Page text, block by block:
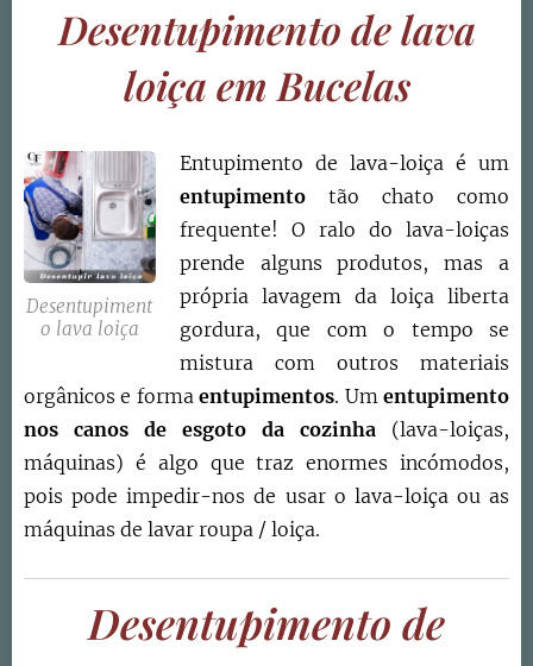
Desentupimento de lava
loiça em Bucelas
Desentupiment
o lava loiça
Entupimento de lava-loiça é um
entupimentotão chato como
frequente! O ralo do lava-loiças
prende alguns produtos, mas a
própria lavagem da loiça liberta
gordura, que com o tempo se
mistura com outros materiais
orgânicos e formaentupimentos. Umentupimento
nos canos de esgoto da cozinha (lava-loiças,
máquinas) é algo que traz enormes incómodos,
pois pode impedir-nos de usar o lava-loiça ou as
máquinas de lavar roupa / loiça.
Desentupimento de